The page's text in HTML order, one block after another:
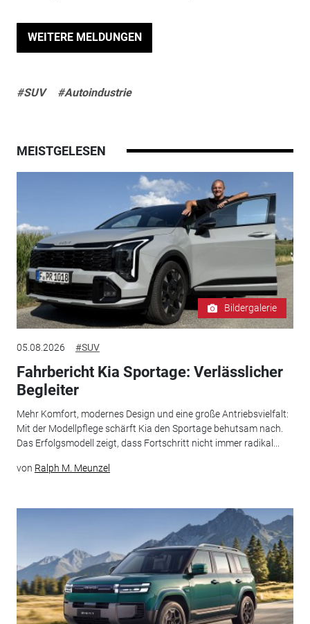
WEITERE MELDUNGEN
#SUV #Autoindustrie
MEISTGELESEN
Bildergalerie
05.08.2026 #SUV
Fahrbericht Kia Sportage: Verlässlicher
Begleiter
Mehr Komfort, modernes Design und eine große Antriebsvielfalt:
Mit der Modellpflege schärft Kia den Sportage behutsam nach.
Das Erfolgsmodell zeigt, dass Fortschritt nicht immer radikal...
von Ralph M. Meunzel